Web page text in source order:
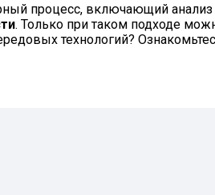
процесс, включающий анализ
. Только при таком подходе
технологий?